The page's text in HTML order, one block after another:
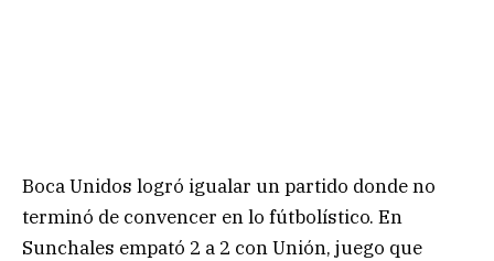
Boca Unidos logró igualar un partido donde no
terminó de convencer en lo fútbolístico. En
Sunchales empató 2 a 2 con Unión, juego que